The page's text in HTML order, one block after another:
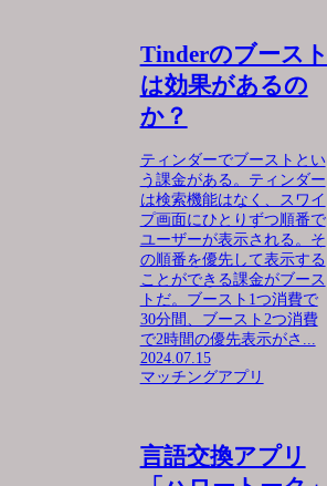
Tinderのブースト
は効果があるの
か？
ティンダーでブーストとい
う課金がある。ティンダー
は検索機能はなく、スワイ
プ画面にひとりずつ順番で
ユーザーが表示される。そ
の順番を優先して表示する
ことができる課金がブース
トだ。ブースト1つ消費で
30分間、ブースト2つ消費
で2時間の優先表示がさ...
2024.07.15
マッチングアプリ
言語交換アプリ